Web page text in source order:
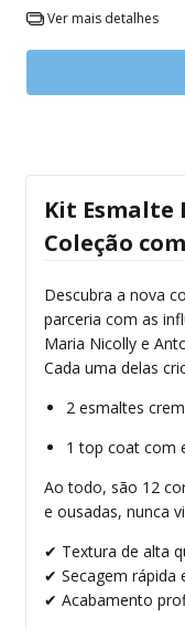
Ver mais detalhes
Kit Esmalte
Coleção
Descubra a nova
parceria com as
Maria Nicolly e
Cada uma delas
2 esmaltes
1 top coat com
Ao todo, são 12
e ousadas, nunca
✔ Textura de alta
✔ Secagem rápida
✔ Acabamento